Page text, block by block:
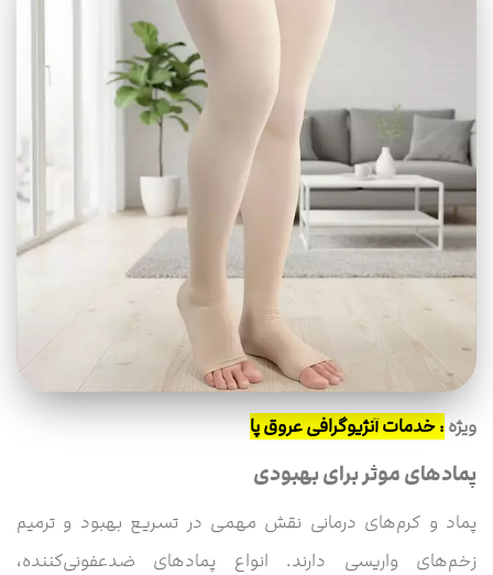
ویژه :خدمات آنژیوگرافی عروق پا
پمادهای موثر برای بهبودی
پماد و کرم‌های درمانی نقش مهمی در تسریع بهبود و ترمیم
زخم‌های واریسی دارند. انواع پمادهای ضدعفونی‌کننده،